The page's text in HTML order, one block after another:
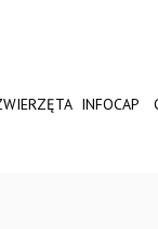
INFOCAP